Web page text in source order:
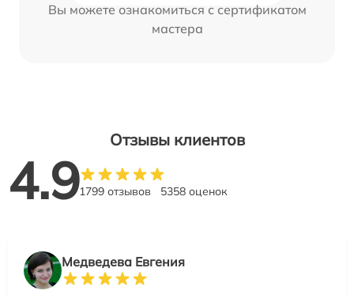
Вы можете ознакомиться с сертификатом
мастера
Отзывы клиентов
4.91799 отзывов 5358 оценок
Медведева Евгения